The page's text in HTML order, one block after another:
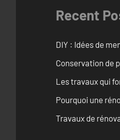
Recent
DIY : Idées de
Conservation de
Les travaux qui
Pourquoi une
Travaux de